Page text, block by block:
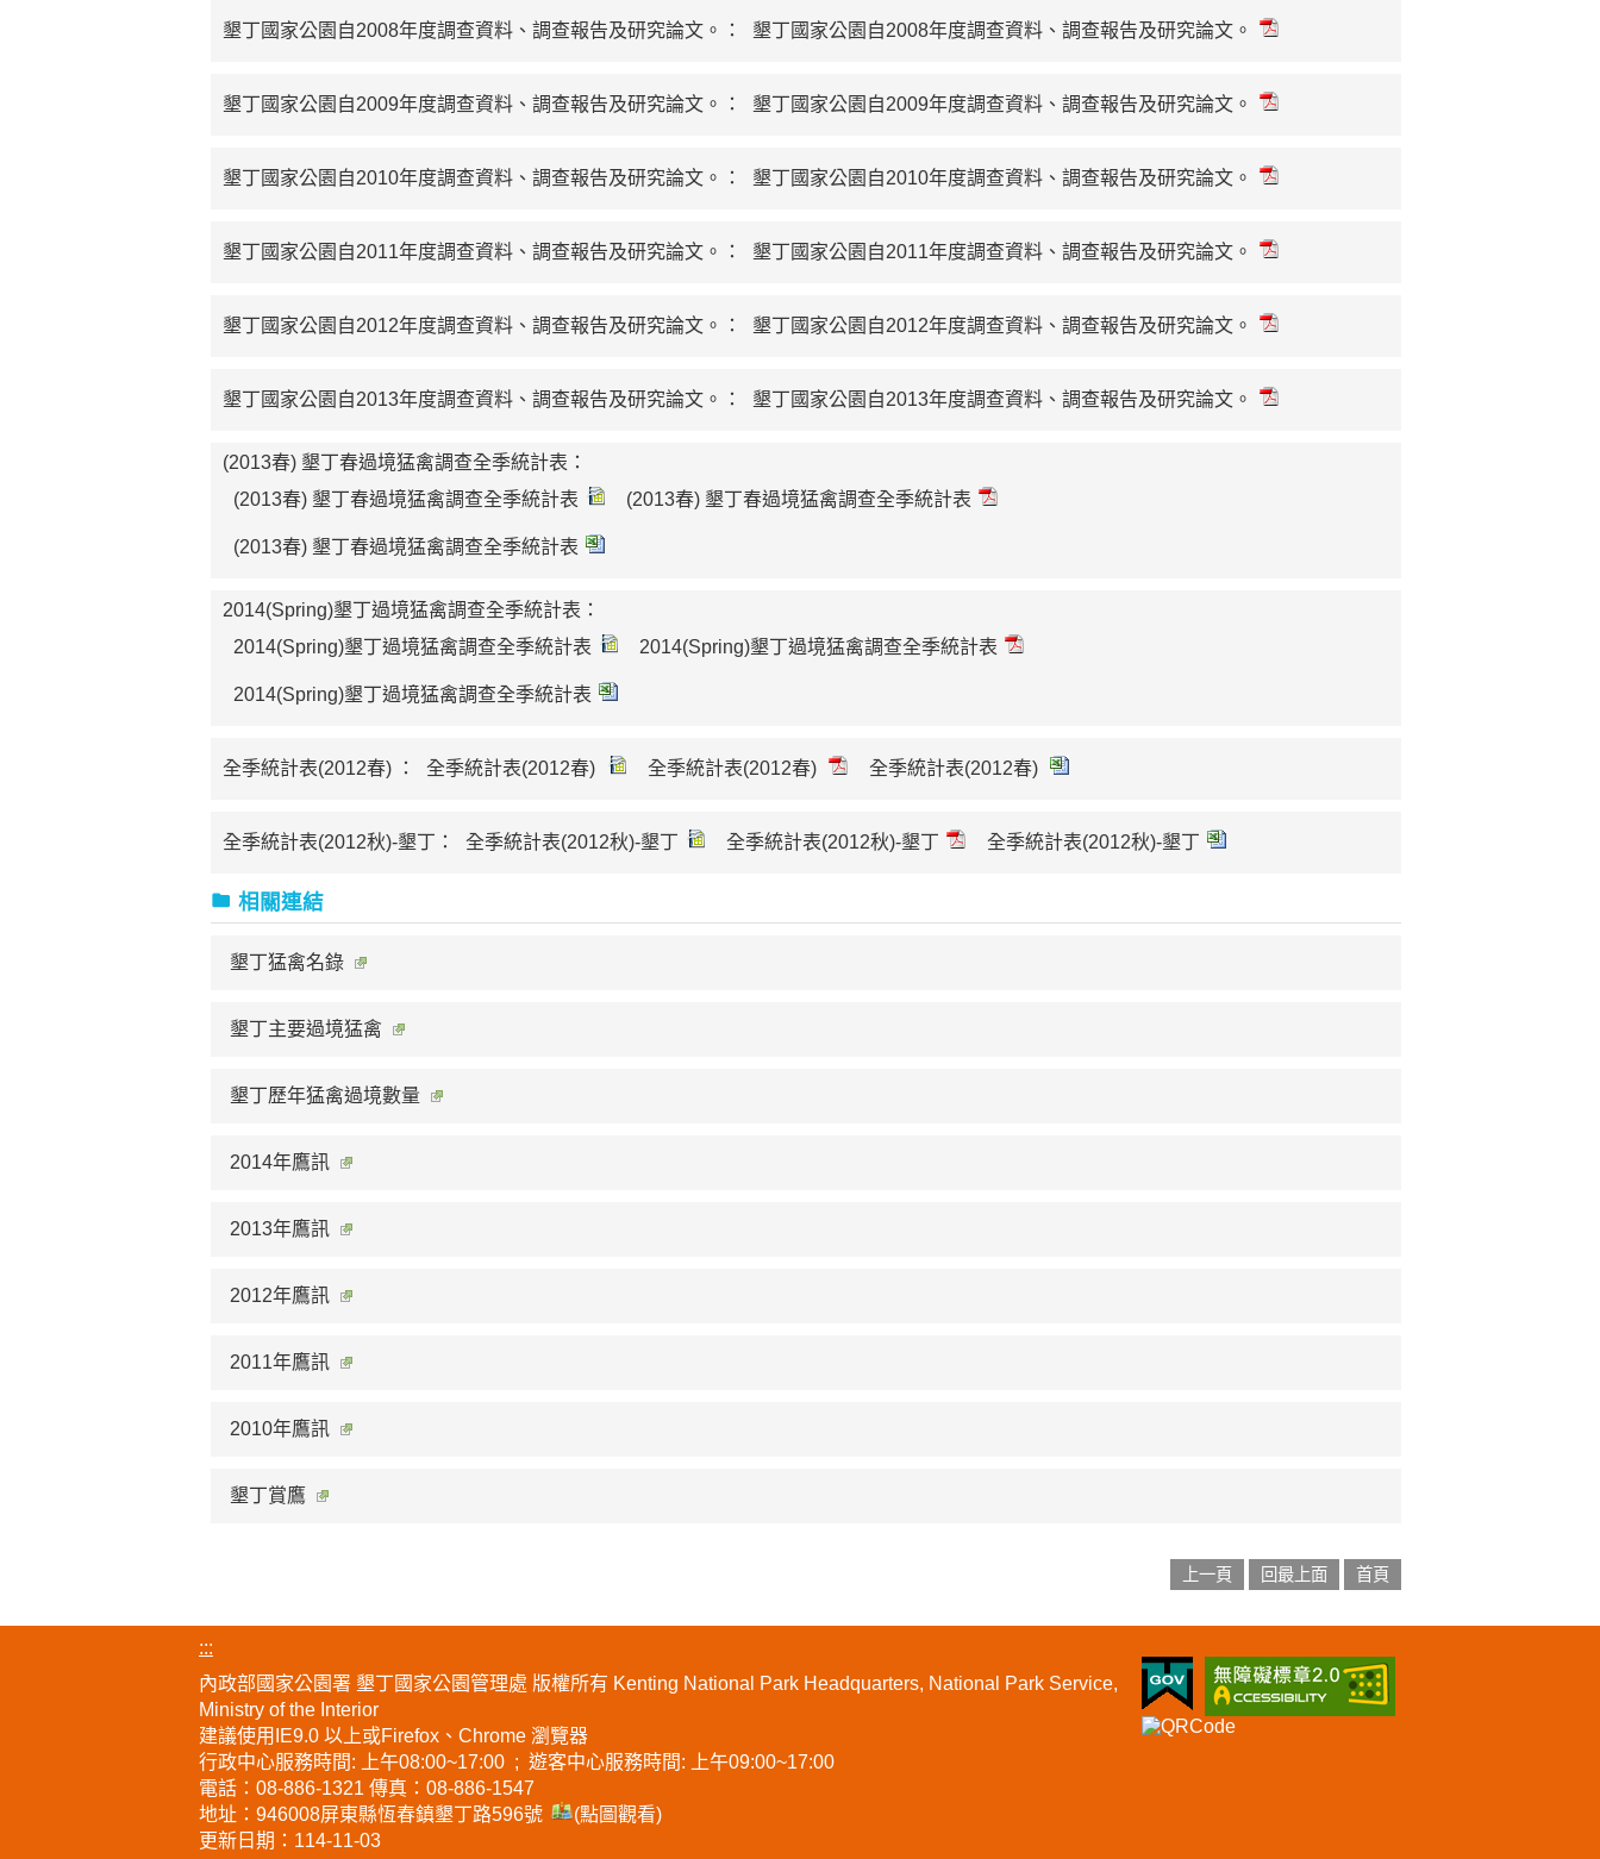
墾丁國家公園自2008年度調查資料、調查報告及研究論文。： 墾丁國家公園自2008年度調查資料、調查報告及研究論文。
墾丁國家公園自2009年度調查資料、調查報告及研究論文。： 墾丁國家公園自2009年度調查資料、調查報告及研究論文。
墾丁國家公園自2010年度調查資料、調查報告及研究論文。： 墾丁國家公園自2010年度調查資料、調查報告及研究論文。
墾丁國家公園自2011年度調查資料、調查報告及研究論文。： 墾丁國家公園自2011年度調查資料、調查報告及研究論文。
墾丁國家公園自2012年度調查資料、調查報告及研究論文。： 墾丁國家公園自2012年度調查資料、調查報告及研究論文。
墾丁國家公園自2013年度調查資料、調查報告及研究論文。： 墾丁國家公園自2013年度調查資料、調查報告及研究論文。
(2013春) 墾丁春過境猛禽調查全季統計表：
(2013春) 墾丁春過境猛禽調查全季統計表
(2013春) 墾丁春過境猛禽調查全季統計表
(2013春) 墾丁春過境猛禽調查全季統計表
2014(Spring)墾丁過境猛禽調查全季統計表：
2014(Spring)墾丁過境猛禽調查全季統計表
2014(Spring)墾丁過境猛禽調查全季統計表
2014(Spring)墾丁過境猛禽調查全季統計表
全季統計表(2012春) ： 全季統計表(2012春) 全季統計表(2012春) 全季統計表(2012春)
全季統計表(2012秋)-墾丁： 全季統計表(2012秋)-墾丁 全季統計表(2012秋)-墾丁 全季統計表(2012秋)-墾丁
相關連結
墾丁猛禽名錄
墾丁主要過境猛禽
墾丁歷年猛禽過境數量
2014年鷹訊
2013年鷹訊
2012年鷹訊
2011年鷹訊
2010年鷹訊
墾丁賞鷹
上一頁 回最上面 首頁
:::
內政部國家公園署 墾丁國家公園管理處 版權所有 Kenting National Park Headquarters, National Park Service,
Ministry of the Interior
建議使用IE9.0 以上或Firefox、Chrome 瀏覽器
行政中心服務時間: 上午08:00~17:00 ; 遊客中心服務時間: 上午09:00~17:00
電話：08-886-1321 傳真：08-886-1547
地址：946008屏東縣恆春鎮墾丁路596號
(點圖觀看)
更新日期： 114-11-03